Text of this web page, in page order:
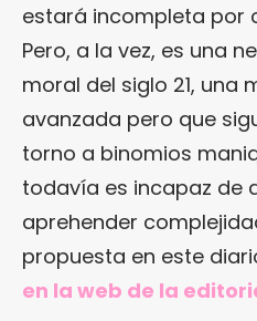
estará incompleta por
Pero, a la vez, es una
moral del siglo 21, una
avanzada pero que
torno a binomios
todavía es incapaz de
aprehender
propuesta en este
en la web de la